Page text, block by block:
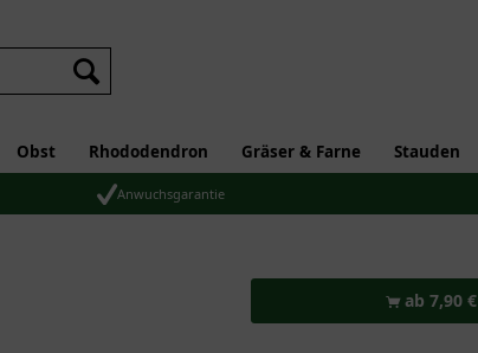
Obst Rhododendron Gräser & Farne Stauden
Anwuchsgarantie
ab 7,90 €